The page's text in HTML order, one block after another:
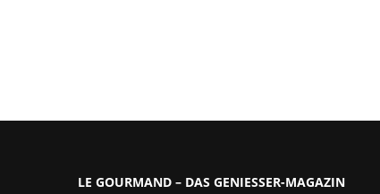
LE GOURMAND – DAS GENIESSER-MAGAZIN